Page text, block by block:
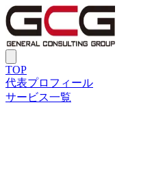
TOP
代表プロフィール
サービス一覧